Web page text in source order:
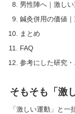
男性陣へ｜激し
鍼灸併用の価値
まとめ
FAQ
参考にした研究
そもそも「激
「激しい運動」と